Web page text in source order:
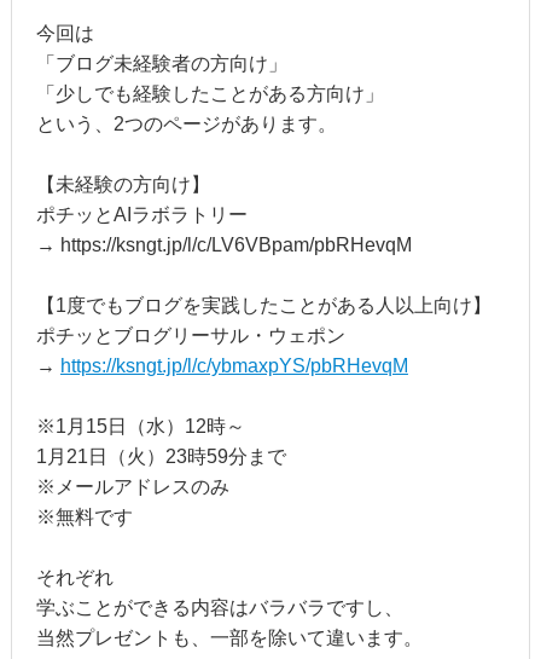
今回は
「ブログ未経験者の方向け」
「少しでも経験したことがある方向け」
という、2つのページがあります。
【未経験の方向け】
ポチッとAIラボラトリー
→ https://ksngt.jp/l/c/LV6VBpam/pbRHevqM
【1度でもブログを実践したことがある人以上向け】
ポチッとブログリーサル・ウェポン
→ https://ksngt.jp/l/c/ybmaxpYS/pbRHevqM
※1月15日（水）12時～
1月21日（火）23時59分まで
※メールアドレスのみ
※無料です
それぞれ
学ぶことができる内容はバラバラですし、
当然プレゼントも、一部を除いて違います。